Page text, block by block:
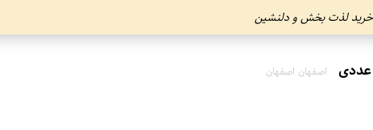
خرید لذت بخش و دلنشین
اصفهان اصفهان